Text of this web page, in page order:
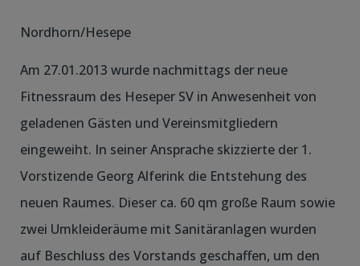
Nordhorn/Hesepe
Am 27.01.2013 wurde nachmittags der neue
Fitnessraum des Heseper SV in Anwesenheit von
geladenen Gästen und Vereinsmitgliedern
eingeweiht. In seiner Ansprache skizzierte der 1.
Vorstizende Georg Alferink die Entstehung des
neuen Raumes. Dieser ca. 60 qm große Raum sowie
zwei Umkleideräume mit Sanitäranlagen wurden
auf Beschluss des Vorstands geschaffen, um den